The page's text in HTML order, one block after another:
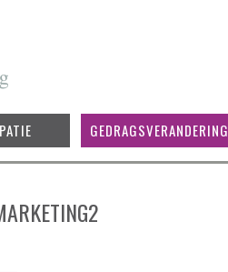
GEDRAGSVERANDERING